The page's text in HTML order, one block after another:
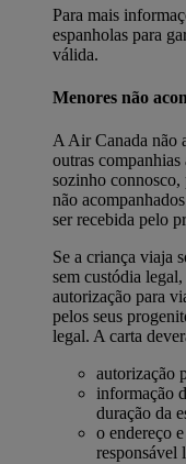
Para mais
espanholas para
válida.
Menores não
A Air Canada não
outras
sozinho connosco,
não
ser recebida pelo
Se a criança viaja
sem custódia
autorização para
pelos seus
legal. A carta
autorização
informação
duração da
o endereço
responsável